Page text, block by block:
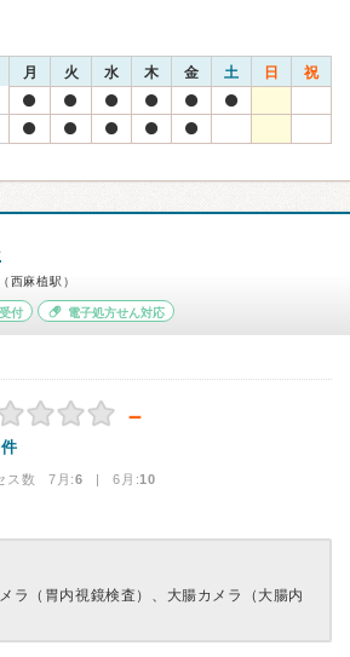
月 火 水 木 金 土 日 祝
西麻植駅）
付 電子処方せん対応
－
ス数 7月:6 | 6月:10
ラ（胃内視鏡検査）、大腸カメラ（大腸内